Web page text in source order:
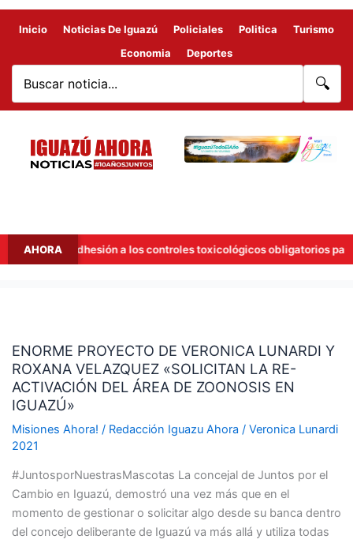
Inicio Noticias De Iguazú Policiales Politica
Turismo
Economia
Deportes
🔍
AHORA
la adhesión a los controles toxicológicos obligatorios para
ENORME PROYECTO DE VERONICA LUNARDI Y
ROXANA VELAZQUEZ «SOLICITAN LA RE-
ACTIVACIÓN DEL ÁREA DE ZOONOSIS EN
IGUAZÚ»
Misiones Ahora! / Redacción Iguazu Ahora / Veronica Lunardi
2021
#JuntosporNuestrasMascotas La concejal de Juntos por el
Cambio en Iguazú, demostró una vez más que en el
momento de gestionar o solicitar algo desde su banca dentro
del concejo deliberante de Iguazú va más allá y utiliza todas
DE
VERONICA
LUNARDI
Y
ROXANA
VELAZQUEZ